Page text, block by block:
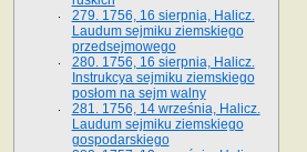
279. 1756, 16 sierpnia, Halicz.
Laudum sejmiku ziemskiego
przedsejmowego
280. 1756, 16 sierpnia, Halicz.
Instrukcya sejmiku ziemskiego
posłom na sejm walny
281. 1756, 14 września, Halicz.
Laudum sejmiku ziemskiego
gospodarskiego